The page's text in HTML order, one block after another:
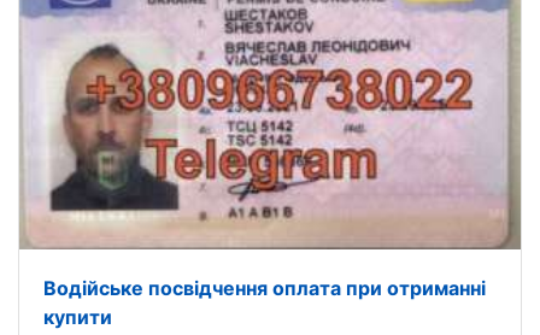
Водійське посвідчення оплата при отриманні
купити